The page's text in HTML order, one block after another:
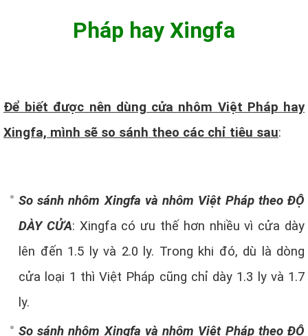
Pháp hay Xingfa
Để biết được nên dùng cửa nhôm Việt Pháp hay
Xingfa, mình sẽ so sánh theo các chỉ tiêu sau:
So sánh nhôm Xingfa và nhôm Việt Pháp theo ĐỘ
DÀY CỬA: Xingfa có ưu thế hơn nhiều vì cửa dày
lên đến 1.5 ly và 2.0 ly. Trong khi đó, dù là dòng
cửa loại 1 thì Việt Pháp cũng chỉ dày 1.3 ly và 1.7
ly.
So sánh nhôm Xingfa và nhôm Việt Pháp theo ĐỘ